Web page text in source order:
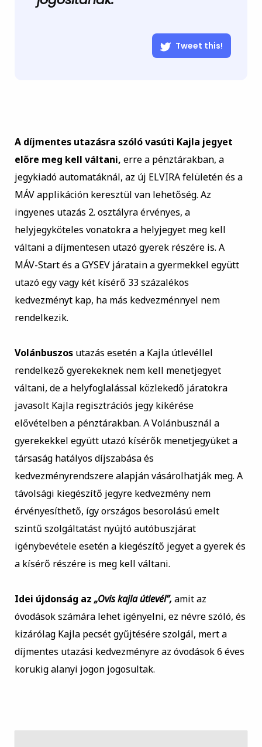
Tweet this!
A díjmentes utazásra szóló vasúti Kajla jegyet
előre meg kell váltani, erre a pénztárakban, a
jegykiadó automatáknál, az új ELVIRA felületén és a
MÁV applikáción keresztül van lehetőség. Az
ingyenes utazás 2. osztályra érvényes, a
helyjegyköteles vonatokra a helyjegyet meg kell
váltani a díjmentesen utazó gyerek részére is. A
MÁV-Start és a GYSEV járatain a gyermekkel együtt
utazó egy vagy két kísérő 33 százalékos
kedvezményt kap, ha más kedvezménnyel nem
rendelkezik.
Volánbuszosutazás esetén a Kajla útlevéllel
rendelkező gyerekeknek nem kell menetjegyet
váltani, de a helyfoglalással közlekedő járatokra
javasolt Kajla regisztrációs jegy kikérése
elővételben a pénztárakban. A Volánbusznál a
gyerekekkel együtt utazó kísérők menetjegyüket a
társaság hatályos díjszabása és
kedvezményrendszere alapján vásárolhatják meg. A
távolsági kiegészítő jegyre kedvezmény nem
érvényesíthető, így országos besorolású emelt
szintű szolgáltatást nyújtó autóbuszjárat
igénybevétele esetén a kiegészítő jegyet a gyerek és
a kísérő részére is meg kell váltani.
Idei újdonság az „Ovis kajla útlevél”, amit az
óvodások számára lehet igényelni, ez névre szóló, és
kizárólag Kajla pecsét gyűjtésére szolgál, mert a
díjmentes utazási kedvezményre az óvodások 6 éves
korukig alanyi jogon jogosultak.